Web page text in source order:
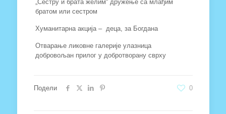
„Сестру и брата желим“ дружење са млађим
братом или сестром
Хуманитарна акција – деца, за Богдана
Отварање ликовне галерије улазница
добровољан прилог у добротворану сврху
Подели 0